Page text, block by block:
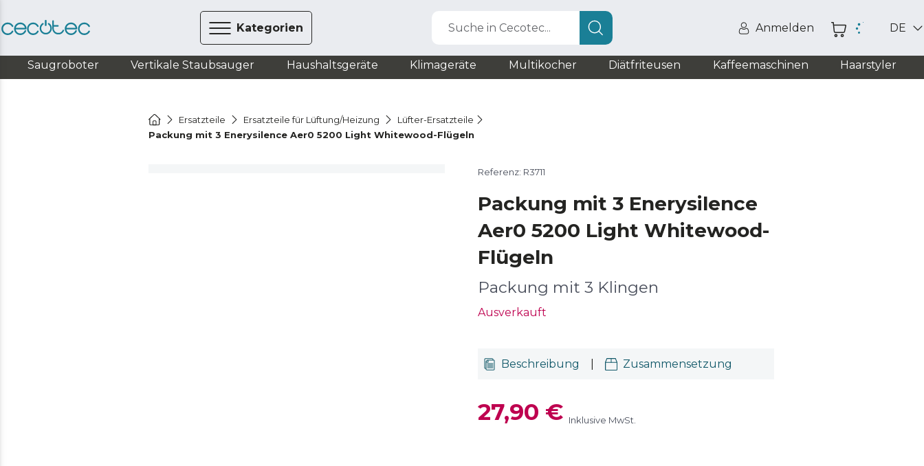
Kategorien Suche in Cecotec... Anmelden DE
Saugroboter Vertikale Staubsauger Haushaltsgeräte Klimageräte Multikocher Diätfriteusen Kaffeemaschinen Haarstyler
Ersatzteile Ersatzteile für Lüftung/Heizung
Lüfter-Ersatzteile
Packung mit 3 Enerysilence Aer0 5200 Light Whitewood-Flügeln
Referenz: R3711
Packung mit 3 Enerysilence
Aer0 5200 Light Whitewood-
Flügeln
Packung mit 3 Klingen
Ausverkauft
Beschreibung Zusammensetzung
27,90 € Inklusive MwSt.